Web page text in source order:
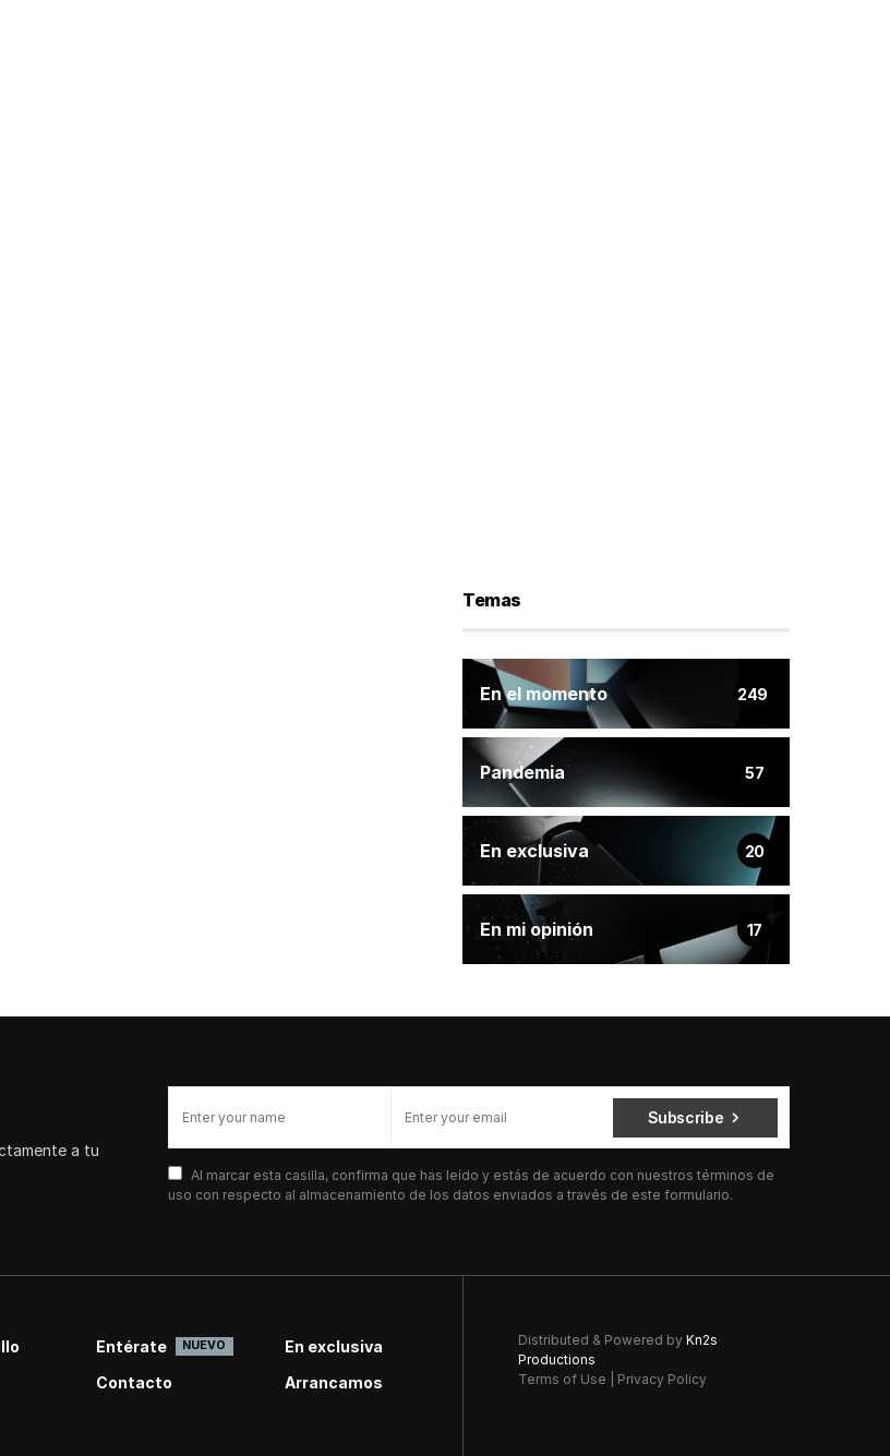
Temas
En el momento 249
Pandemia 57
En exclusiva 20
En mi opinión 17
a tu
Subscribe
Al marcar esta casilla, confirma que has leído y estás de acuerdo con nuestros términos de
uso con respecto al almacenamiento de los datos enviados a través de este formulario.
Entérate NUEVO
En exclusiva
Contacto Arrancamos
Distributed & Powered by Kn2s
Productions
Terms of Use
Privacy Policy